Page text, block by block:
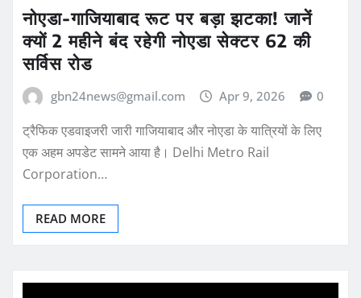
नोएडा-गाजियाबाद रूट पर बड़ा झटका! जानें
क्यों 2 महीने बंद रहेगी नोएडा सेक्टर 62 की
सर्विस रोड
gbn24news@gmail.com Apr 9, 2026 0
ट्रैफिक एडवाइजरी जारी गाजियाबाद और नोएडा के यात्रियों के लिए
एक अहम अपडेट सामने आया है। Delhi Metro Rail
Corporation…
READ MORE